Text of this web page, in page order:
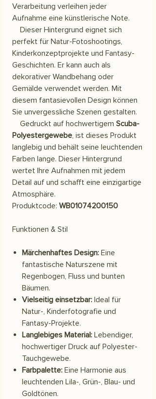
Verarbeitung verleihen jeder
Aufnahme eine künstlerische Note.
Dieser Hintergrund eignet sich
perfekt für Natur-Fotoshootings,
Kinderkonzeptprojekte und Fantasy-
Geschichten. Er kann auch als
dekorativer Wandbehang oder
Gemälde verwendet werden. Mit
diesem fantasievollen Design können
Sie unvergessliche Szenen gestalten.
Gedruckt auf hochwertigem Scuba-
Polyestergewebe, ist dieses Produkt
langlebig und behält seine leuchtenden
Farben lange. Dieser Hintergrund
wertet Ihre Aufnahmen mit jedem
Detail auf und schafft eine einzigartige
Atmosphäre.
Produktcode: WB01074200150
Funktionen & Stil
Märchenhaftes Design: Eine
fantastische Naturszene mit
Regenbogen, Fluss und bunten
Bäumen.
Vielseitig einsetzbar: Ideal für
Natur-, Kinderfotografie und
Fantasy-Projekte.
Langlebiges Material: Lebendiger,
hochwertiger Druck auf Polyester-
Tauchgewebe.
Farbpalette: Eine Harmonie aus
leuchtenden Lila-, Grün-, Blau- und
Goldtönen.